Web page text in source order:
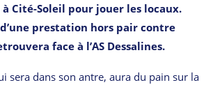
à Cité-Soleil pour jouer les locaux.
prestation hors pair contre
face à l’AS Dessalines.
sera dans son antre, aura du pain sur la